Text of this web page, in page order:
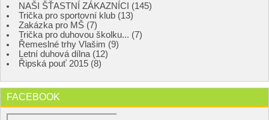
NAŠI ŠŤASTNÍ ZÁKAZNÍCI (145)
Trička pro sportovní klub (13)
Zakázka pro MŠ (7)
Trička pro duhovou školku... (7)
Řemeslné trhy Vlašim (9)
Letní duhová dílna (12)
Řipská pouť 2015 (8)
FACEBOOK